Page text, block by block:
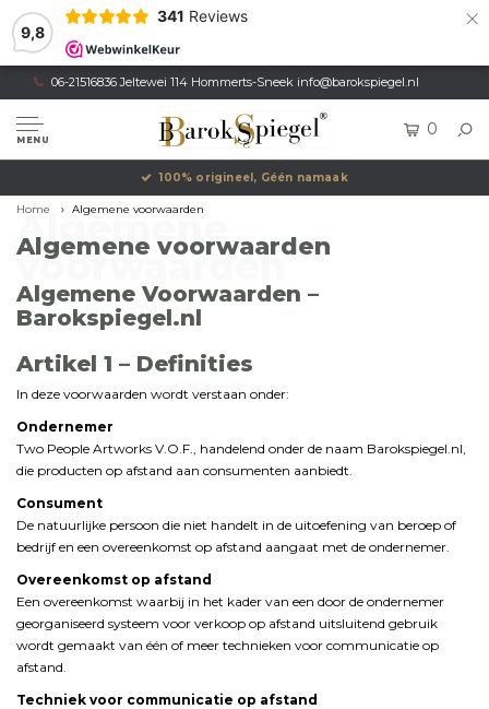
9,8
341 Reviews ×
06-21516836 Jeltewei 114 Hommerts-Sneek info@barokspiegel.nl
MENU
0
Eigen productie, Geregistreerd Merk
Home Algemene voorwaarden
Algemene voorwaarden
Algemene
voorwaarden
Algemene Voorwaarden –
Barokspiegel.nl
Artikel 1 – Definities
In deze voorwaarden wordt verstaan onder:
Ondernemer
Two People Artworks V.O.F., handelend onder de naam Barokspiegel.nl,
die producten op afstand aan consumenten aanbiedt.
Consument
De natuurlijke persoon die niet handelt in de uitoefening van beroep of
bedrijf en een overeenkomst op afstand aangaat met de ondernemer.
Overeenkomst op afstand
Een overeenkomst waarbij in het kader van een door de ondernemer
georganiseerd systeem voor verkoop op afstand uitsluitend gebruik
wordt gemaakt van één of meer technieken voor communicatie op
afstand.
Techniek voor communicatie op afstand